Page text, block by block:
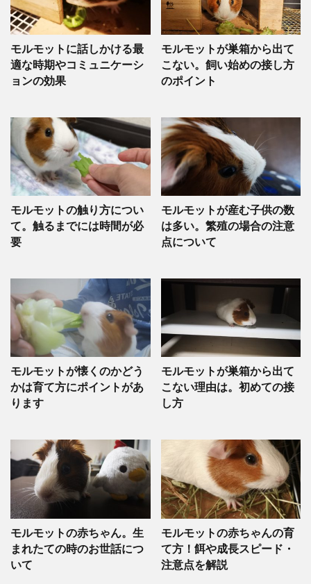
モルモットに話しかける最
適な時期やコミュニケーシ
ョンの効果
モルモットが巣箱から出て
こない。飼い始めの接し方
のポイント
モルモットの触り方につい
て。触るまでには時間が必
要
モルモットが産む子供の数
は多い。繁殖の場合の注意
点について
モルモットが懐くのかどう
かは育て方にポイントがあ
ります
モルモットが巣箱から出て
こない理由は。初めての接
し方
モルモットの赤ちゃん。生
まれたての時のお世話につ
いて
モルモットの赤ちゃんの育
て方！餌や成長スピード・
注意点を解説